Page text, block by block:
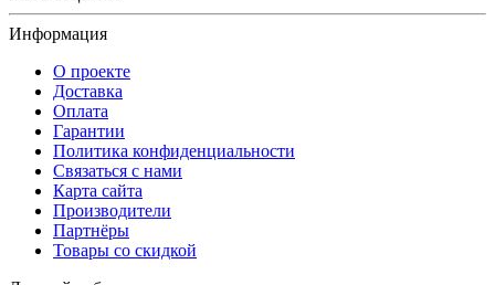
Информация
О проекте
Доставка
Оплата
Гарантии
Политика конфиденциальности
Связаться с нами
Карта сайта
Производители
Партнёры
Товары со скидкой